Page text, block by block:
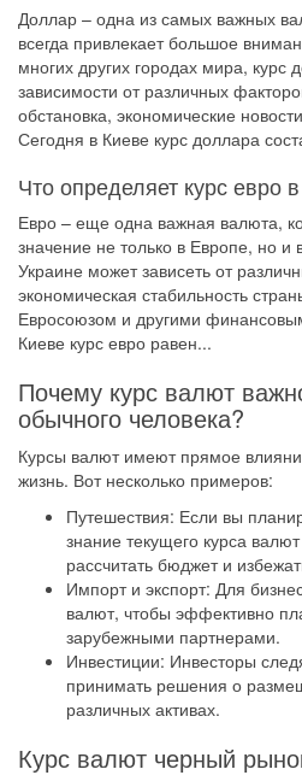
Доллар – одна из самых важных
всегда привлекает большое
многих других городах мира, курс
зависимости от различных
обстановка, экономические
Сегодня в Киеве курс доллара
Что определяет курс евро
Евро – еще одна важная валюта,
значение не только в Европе, но
Украине может зависеть от
экономическая стабильность
Евросоюзом и другими
Киеве курс евро равен...
Почему курс валют
обычного человека?
Курсы валют имеют прямое
жизнь. Вот несколько примеров:
Путешествия: Если вы
знание текущего курса
рассчитать бюджет и
Импорт и экспорт: Для
валют, чтобы эффективно
зарубежными партнерами.
Инвестиции: Инвесторы
принимать решения о
различных активах.
Курс валют черный